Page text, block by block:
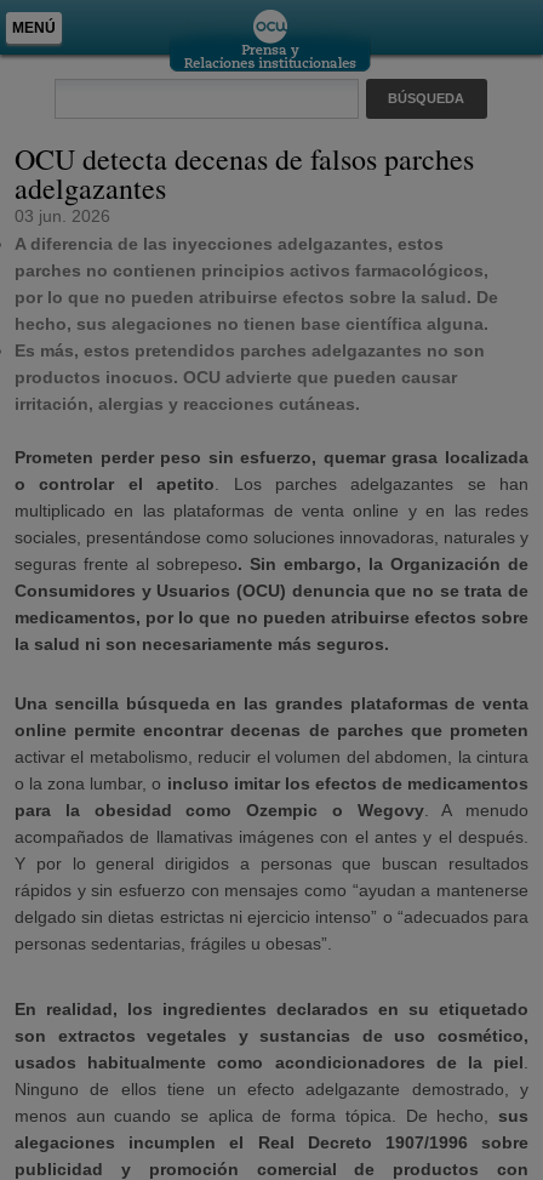
MENÚ
OCU detecta decenas de falsos parches
adelgazantes
03 jun. 2026
A diferencia de las inyecciones adelgazantes, estos
parches no contienen principios activos farmacológicos,
por lo que no pueden atribuirse efectos sobre la salud. De
hecho, sus alegaciones no tienen base científica alguna.
Es más, estos pretendidos parches adelgazantes no son
productos inocuos. OCU advierte que pueden causar
irritación, alergias y reacciones cutáneas.
Prometen perder peso sin esfuerzo, quemar grasa localizada
o controlar el apetito . Los parches adelgazantes se han
multiplicado en las plataformas de venta online y en las redes
sociales, presentándose como soluciones innovadoras, naturales y
seguras frente al sobrepeso. Sin embargo, la Organización de
Consumidores y Usuarios (OCU) denuncia que no se trata de
medicamentos, por lo que no pueden atribuirse efectos sobre
la salud ni son necesariamente más seguros.
Una sencilla búsqueda en las grandes plataformas de venta
online permite encontrar decenas de parches que prometen
activar el metabolismo, reducir el volumen del abdomen, la cintura
o la zona lumbar, o incluso imitar los efectos de medicamentos
para la obesidad como Ozempic o Wegovy. A menudo
acompañados de llamativas imágenes con el antes y el después.
Y por lo general dirigidos a personas que buscan resultados
rápidos y sin esfuerzo con mensajes como “ayudan a mantenerse
delgado sin dietas estrictas ni ejercicio intenso” o “adecuados para
personas sedentarias, frágiles u obesas”.
En realidad, los ingredientes declarados en su etiquetado
son extractos vegetales y sustancias de uso cosmético,
usados habitualmente como acondicionadores de la piel
Ninguno de ellos tiene un efecto adelgazante demostrado, y
menos aun cuando se aplica de forma tópica. De hecho, sus
alegaciones incumplen el Real Decreto 1907/1996 sobre
publicidad y promoción comercial de productos con